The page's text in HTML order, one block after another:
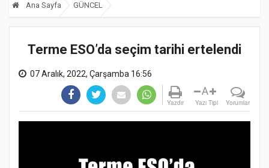
Ana Sayfa GÜNCEL
Terme ESO’da seçim tarihi ertelendi
07 Aralık, 2022, Çarşamba 16:56
Yazdır
A
Yazı Tipi Yorumlar